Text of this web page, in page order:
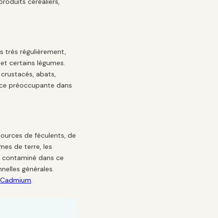
très régulièrement,
certains légumes.
abats,
préoccupante dans
de féculents, de
de terre, les
contaminé dans ce
générales.
.